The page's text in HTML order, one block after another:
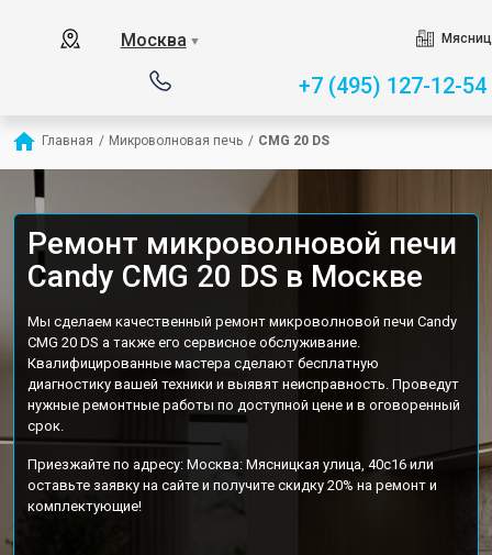
Москва ▼
+7 (495) 127-12-54
Главная / Микроволновая печь / CMG 20 DS
Ремонт микроволновой печи
Candy CMG 20 DS в Москве
Мы сделаем качественный ремонт микроволновой печи Candy
CMG 20 DS а также его сервисное обслуживание.
Квалифицированные мастера сделают бесплатную
диагностику вашей техники и выявят неисправность. Проведут
нужные ремонтные работы по доступной цене и в оговоренный
срок.
Приезжайте по адресу: Москва: Мясницкая улица, 40с16 или
оставьте заявку на сайте и получите скидку 20% на ремонт и
комплектующие!